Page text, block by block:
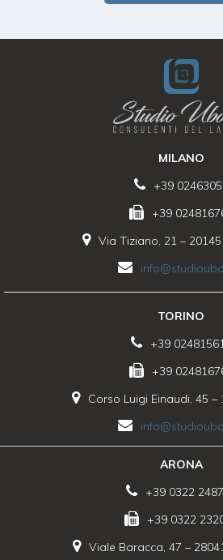
MILANO
+39
+39
Via Tiziano, 21 – 20145
TORINO
+39
+39
Corso Luigi Einaudi, 45 –
ARONA
+39 0322
+39 0322
Viale Baracca, 47 –